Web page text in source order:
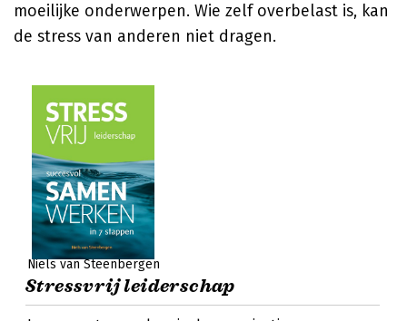
moeilijke onderwerpen. Wie zelf overbelast is, kan
de stress van anderen niet dragen.
Niels van Steenbergen
Stressvrij leiderschap